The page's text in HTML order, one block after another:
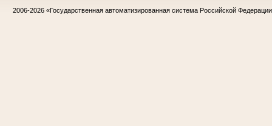
2006-2026 «Государственная автоматизированная система Российской